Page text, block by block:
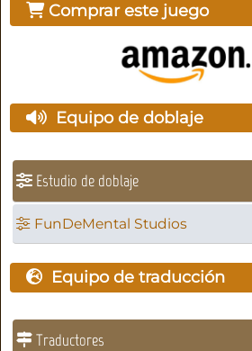
Comprar este juego
Equipo de doblaje
Estudio de doblaje
FunDeMental Studios
Equipo de traducción
Traductores